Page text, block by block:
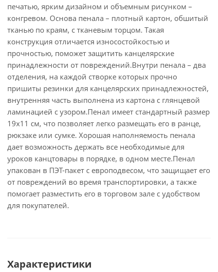
печатью, ярким дизайном и объемным рисунком –
конгревом. Основа пенала – плотный картон, обшитый
тканью по краям, с тканевым торцом. Такая
конструкция отличается износостойкостью и
прочностью, поможет защитить канцелярские
принадлежности от повреждений.Внутри пенала – два
отделения, на каждой створке которых прочно
пришиты резинки для канцелярских принадлежностей,
внутренняя часть выполнена из картона с глянцевой
ламинацией с узором.Пенал имеет стандартный размер
19х11 см, что позволяет легко размещать его в ранце,
рюкзаке или сумке. Хорошая наполняемость пенала
дает возможность держать все необходимые для
уроков канцтовары в порядке, в одном месте.Пенал
упакован в ПЭТ-пакет с европодвесом, что защищает его
от повреждений во время транспортировки, а также
помогает разместить его в торговом зале с удобством
для покупателей.
Характеристики